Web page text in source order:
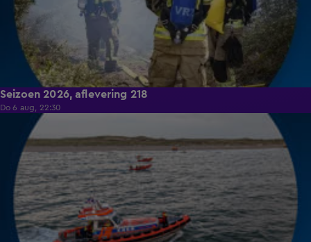
Seizoen 2026, aflevering 218
Do 6 aug, 22:30